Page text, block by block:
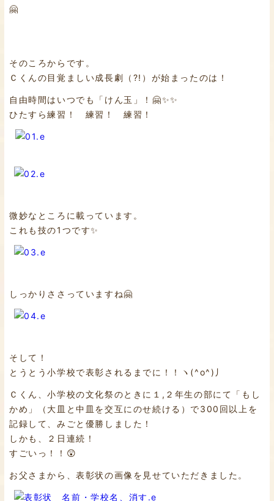
🤗
そのころからです。
Ｃくんの目覚ましい成長劇（?!）が始まったのは！
自由時間はいつでも「けん玉」！🤗✨✨
ひたすら練習！ 練習！ 練習！
微妙なところに載っています。
これも技の1つです✨
しっかりささっていますね🤗
そして！
とうとう小学校で表彰されるまでに！！ヽ(^o^)丿
Ｃくん、小学校の文化祭のときに１,２年生の部にて「もし
かめ」（大皿と中皿を交互にのせ続ける）で300回以上を
記録して、みごと優勝しました！
しかも、２日連続！
すごいっ！！😲
お父さまから、表彰状の画像を見せていただきました。